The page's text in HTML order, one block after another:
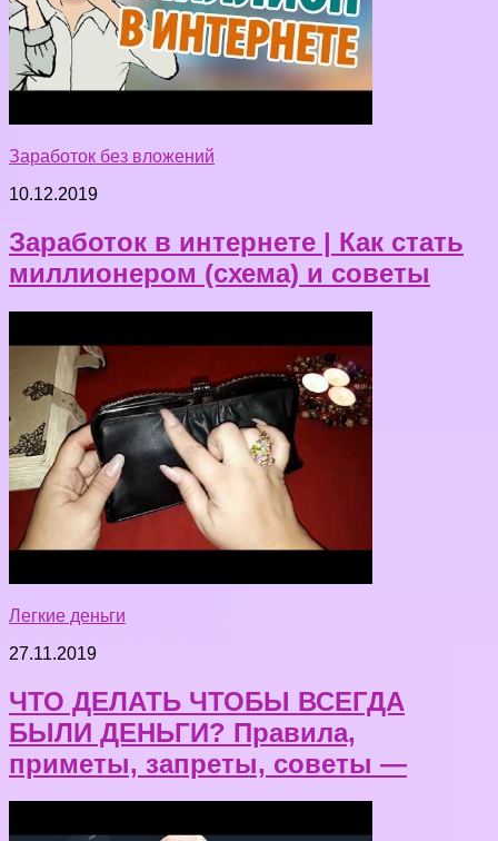
Заработок без вложений
10.12.2019
Заработок в интернете | Как стать
миллионером (схема) и советы
Легкие деньги
27.11.2019
ЧТО ДЕЛАТЬ ЧТОБЫ ВСЕГДА
БЫЛИ ДЕНЬГИ? Правила,
приметы, запреты, советы —